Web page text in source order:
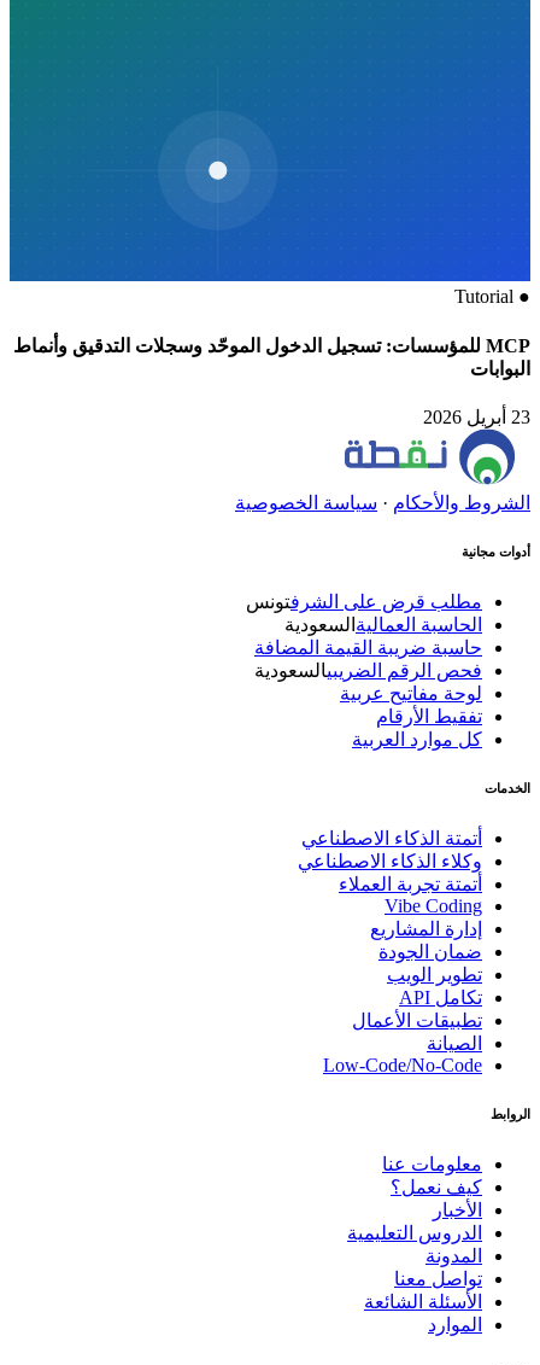
●
Tutorial
MCP للمؤسسات: تسجيل الدخول الموحّد وسجلات التدقيق وأنماط
البوابات
23 أبريل 2026
الشروط والأحكام· سياسة الخصوصية
أدوات مجانية
مطلب قرض على الشرف تونس
الحاسبة العماليةالسعودية
حاسبة ضريبة القيمة المضافة
فحص الرقم الضريبيالسعودية
لوحة مفاتيح عربية
تفقيط الأرقام
كل موارد العربية
الخدمات
أتمتة الذكاء الاصطناعي
وكلاء الذكاء الاصطناعي
أتمتة تجربة العملاء
Vibe Coding
إدارة المشاريع
ضمان الجودة
تطوير الويب
تكامل API
تطبيقات الأعمال
الصيانة
Low-Code/No-Code
الروابط
معلومات عنا
كيف نعمل؟
الأخبار
الدروس التعليمية
المدونة
تواصل معنا
الأسئلة الشائعة
الموارد